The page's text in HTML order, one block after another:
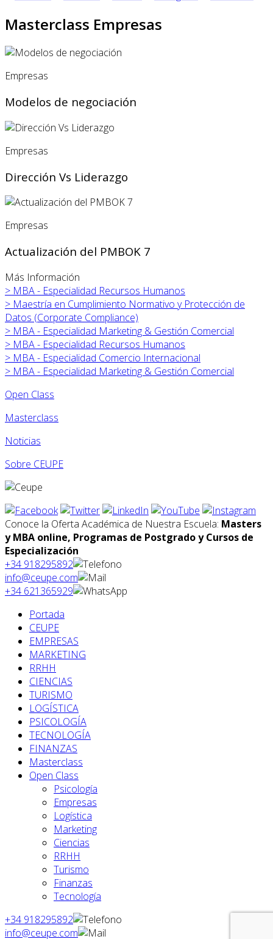
Masterclass Empresas
Empresas
Modelos de negociación
Empresas
Dirección Vs Liderazgo
Empresas
Actualización del PMBOK 7
Más Información
> MBA - Especialidad Recursos Humanos
> Maestría en Cumplimiento Normativo y Protección de
Datos (Corporate Compliance)
> MBA - Especialidad Marketing & Gestión Comercial
> MBA - Especialidad Recursos Humanos
> MBA - Especialidad Comercio Internacional
> MBA - Especialidad Marketing & Gestión Comercial
Open Class
Masterclass
Noticias
Sobre CEUPE
Conoce la Oferta Académica de Nuestra Escuela: Masters
y MBA online, Programas de Postgrado y Cursos de
Especialización
+34 918295892
info@ceupe.com
+34 621365929
Portada
CEUPE
EMPRESAS
MARKETING
RRHH
CIENCIAS
TURISMO
LOGÍSTICA
PSICOLOGÍA
TECNOLOGÍA
FINANZAS
Masterclass
Open Class
Psicología
Empresas
Logística
Marketing
Ciencias
RRHH
Turismo
Finanzas
Tecnología
+34 918295892
info@ceupe.com